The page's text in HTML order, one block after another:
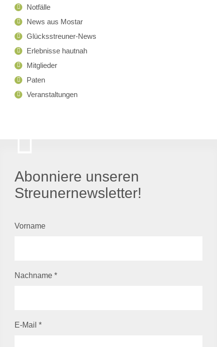
Notfälle
News aus Mostar
Glücksstreuner-News
Erlebnisse hautnah
Mitglieder
Paten
Veranstaltungen
Abonniere unseren
Streunernewsletter!
Vorname
Nachname *
E-Mail *